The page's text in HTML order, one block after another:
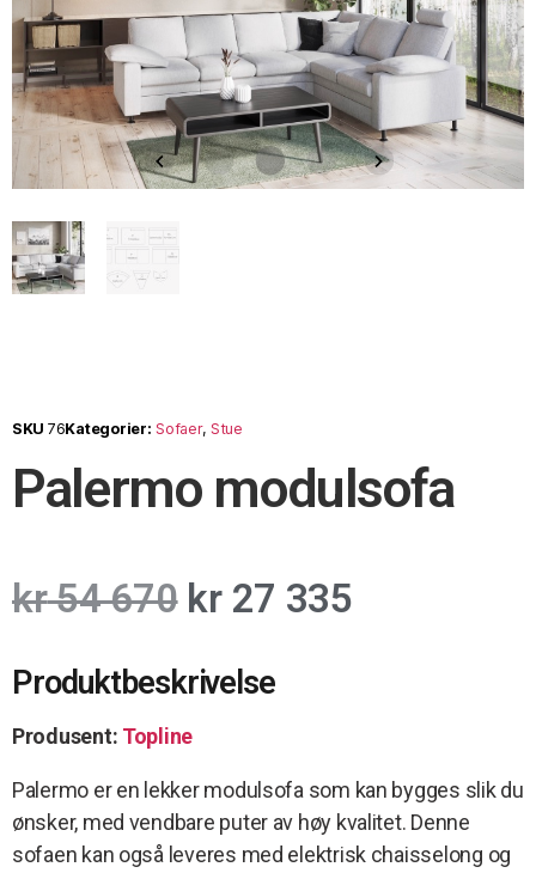
SKU 76Kategorier: Sofaer,Stue
Palermo modulsofa
kr54 670 kr27 335
Produktbeskrivelse
Produsent: Topline
Palermo er en lekker modulsofa som kan bygges slik du
ønsker, med vendbare puter av høy kvalitet. Denne
sofaen kan også leveres med elektrisk chaisselong og